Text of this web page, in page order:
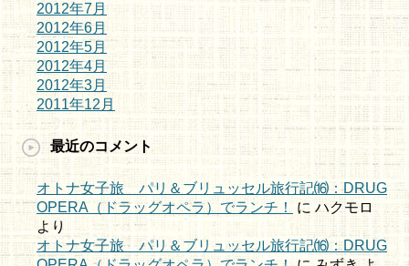
2012年7月
2012年6月
2012年5月
2012年4月
2012年3月
2011年12月
最近のコメント
オトナ女子旅 パリ＆ブリュッセル旅行記⒃：DRUG
OPERA（ドラッグオペラ）でランチ！
に ハクモロ
より
オトナ女子旅 パリ＆ブリュッセル旅行記⒃：DRUG